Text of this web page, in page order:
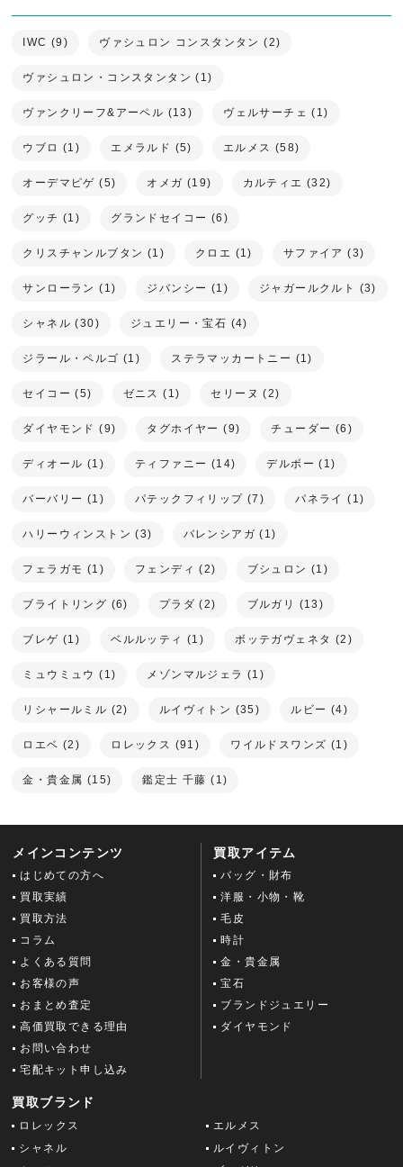
IWC (9) ヴァシュロン コンスタンタン (2)
ヴァシュロン・コンスタンタン (1)
ヴァンクリーフ&アーペル (13) ヴェルサーチェ (1)
ウブロ (1) エメラルド (5) エルメス (58)
オーデマピゲ (5) オメガ (19) カルティエ (32)
グッチ (1) グランドセイコー (6)
クリスチャンルブタン (1) クロエ (1) サファイア (3)
サンローラン (1) ジバンシー (1) ジャガールクルト (3)
シャネル (30) ジュエリー・宝石 (4)
ジラール・ペルゴ (1) ステラマッカートニー (1)
セイコー (5) ゼニス (1) セリーヌ (2)
ダイヤモンド (9) タグホイヤー (9) チューダー (6)
ディオール (1) ティファニー (14) デルボー (1)
バーバリー (1) パテックフィリップ (7) パネライ (1)
ハリーウィンストン (3) バレンシアガ (1)
フェラガモ (1) フェンディ (2) ブシュロン (1)
ブライトリング (6) プラダ (2) ブルガリ (13)
ブレゲ (1) ベルルッティ (1) ボッテガヴェネタ (2)
ミュウミュウ (1) メゾンマルジェラ (1)
リシャールミル (2) ルイヴィトン (35) ルビー (4)
ロエベ (2) ロレックス (91) ワイルドスワンズ (1)
金・貴金属 (15) 鑑定士 千藤 (1)
メインコンテンツ
はじめての方へ
買取実績
買取方法
コラム
よくある質問
お客様の声
おまとめ査定
高価買取できる理由
お問い合わせ
宅配キット申し込み
買取アイテム
バッグ・財布
洋服・小物・靴
毛皮
時計
金・貴金属
宝石
ブランドジュエリー
ダイヤモンド
買取ブランド
ロレックス
エルメス
シャネル
ルイヴィトン